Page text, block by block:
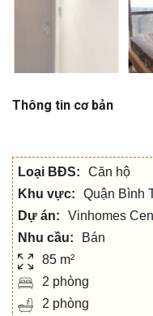
Thông tin cơ bản
Loại BĐS:
Căn hộ
Khu vực:
Quận Bình
Dự án:
Vinhomes
Nhu cầu:
Bán
85 m²
2 phòng
2 phòng